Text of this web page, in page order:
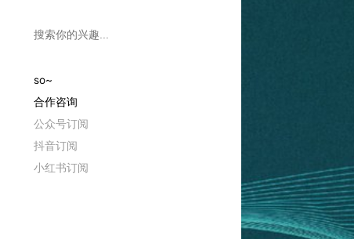
so~
合作咨询
公众号订阅
抖音订阅
小红书订阅